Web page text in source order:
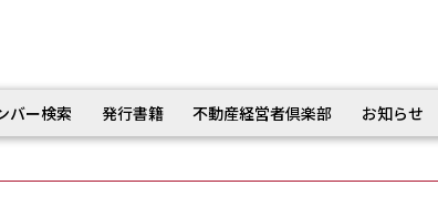
バー検索 発行書籍 不動産経営者倶楽部 お知らせ